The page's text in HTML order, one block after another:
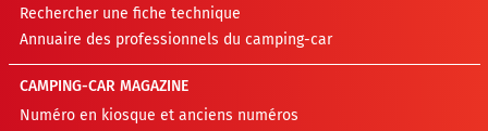
Rechercher une fiche technique
Annuaire des professionnels du camping-car
CAMPING-CAR MAGAZINE
Numéro en kiosque et anciens numéros